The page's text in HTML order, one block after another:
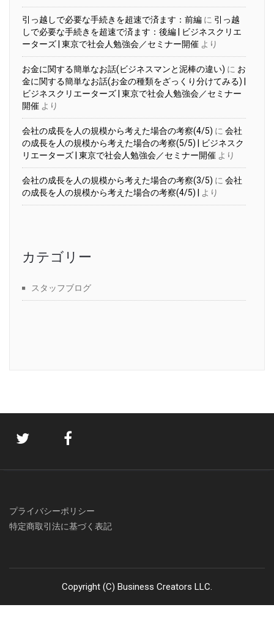
引っ越しで必要な手続きを超速で済ます：前編 に 引っ越
しで必要な手続きを超速で済ます：後編 | ビジネスクリエ
ーターズ | 東京で社会人勉強会／セミナー開催 より
お金に関する簡単なお話(ビジネスマンと泥棒の違い) に お
金に関する簡単なお話(お金の種類をざっくり分けてみる) |
ビジネスクリエーターズ | 東京で社会人勉強会／セミナー
開催 より
会社の成長を人の規模から考えた場合の考察(4/5) に 会社
の成長を人の規模から考えた場合の考察(5/5) | ビジネスク
リエーターズ | 東京で社会人勉強会／セミナー開催 より
会社の成長を人の規模から考えた場合の考察(3/5) に 会社
の成長を人の規模から考えた場合の考察(4/5) |
より
カテゴリー
スタッフブログ
プライバシーポリシー
特定商取引法に基づく表記
Copyright (C) Business Creators LLC.